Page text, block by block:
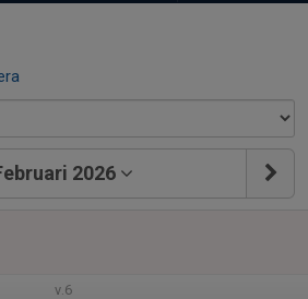
2026
v.6